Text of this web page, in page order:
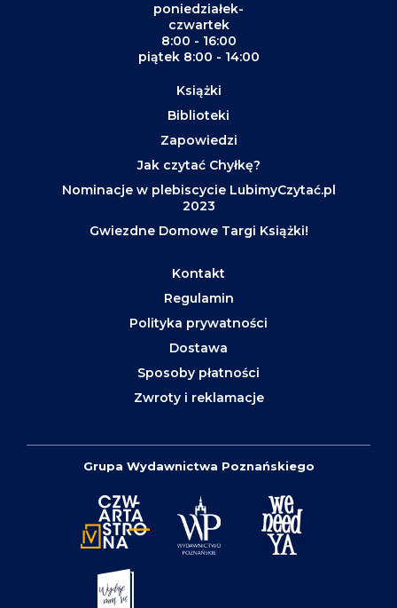
poniedziałek-
czwartek
8:00 - 16:00
piątek 8:00 - 14:00
Książki
Biblioteki
Zapowiedzi
Jak czytać Chyłkę?
Nominacje w plebiscycie LubimyCzytać.pl
2023
Gwiezdne Domowe Targi Książki!
Kontakt
Regulamin
Polityka prywatności
Dostawa
Sposoby płatności
Zwroty i reklamacje
Grupa Wydawnictwa Poznańskiego